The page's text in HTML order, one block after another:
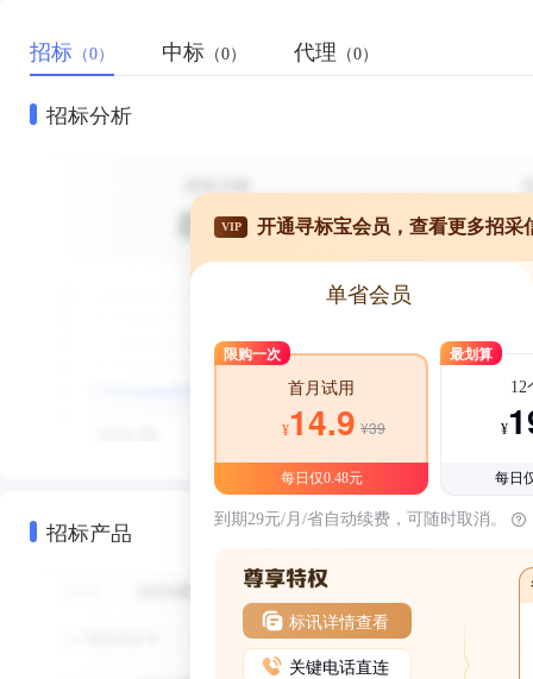
招标 （0） 中标 （0） 代理 （0）
招标分析
招标产品
VIP 开通寻标宝会员，查看更多招采
单省会员
限购一次
首月试用
¥14.9 ¥39
每日仅0.48元
最划算
12
¥
每日
到期29元/月/省自动续费，可随时取消。
标讯详情查看
关键电话直连